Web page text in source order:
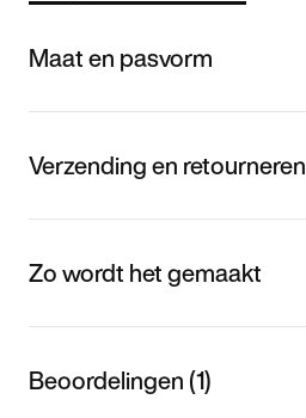
Maat en pasvorm
Verzending en retourneren
Zo wordt het gemaakt
Beoordelingen (1)